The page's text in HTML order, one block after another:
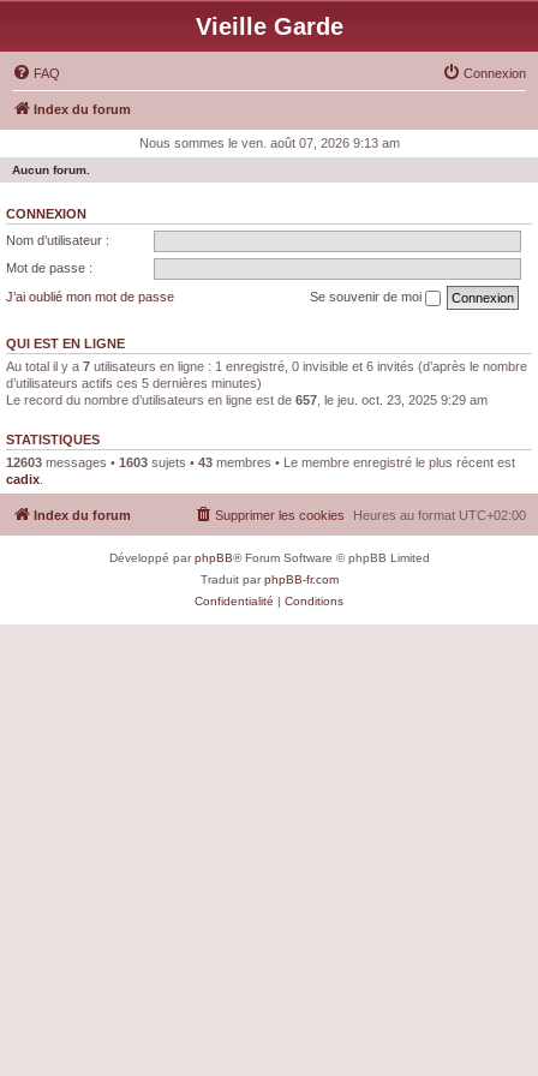
Vieille Garde
FAQ Connexion
Index du forum
Nous sommes le ven. août 07, 2026 9:13 am
Aucun forum.
CONNEXION
Nom d’utilisateur :
Mot de passe :
J’ai oublié mon mot de passe
Se souvenir de moi
QUI EST EN LIGNE
Au total il y a 7 utilisateurs en ligne : 1 enregistré, 0 invisible et 6 invités (d’après le nombre
d’utilisateurs actifs ces 5 dernières minutes)
Le record du nombre d’utilisateurs en ligne est de 657 , le jeu. oct. 23, 2025 9:29 am
STATISTIQUES
12603 messages • 1603 sujets • 43 membres • Le membre enregistré le plus récent est
cadix
Index du forum Heures au format UTC+02:00
Supprimer les cookies
Développé parphpBB® Forum Software © phpBB Limited
Traduit parphpBB-fr.com
Confidentialité | Conditions